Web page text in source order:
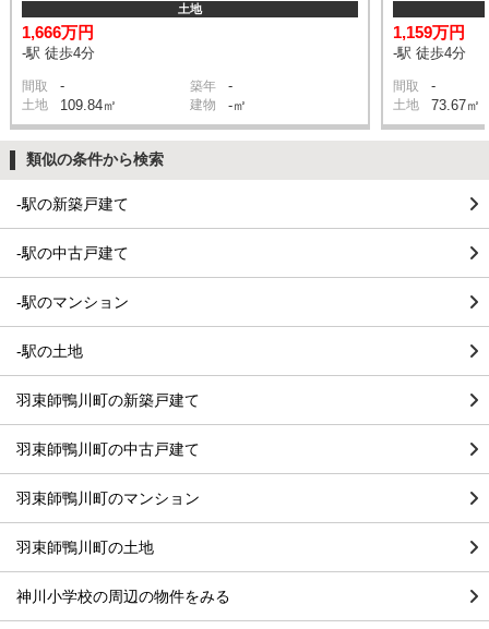
土地
1,666万円
-駅 徒歩4分
間取 - 築年 -
土地 109.84㎡ 建物 -㎡
1,159万円
-駅 徒歩4分
間取 -
土地 73.67㎡
類似の条件から検索
-駅の新築戸建て
-駅の中古戸建て
-駅のマンション
-駅の土地
羽束師鴨川町の新築戸建て
羽束師鴨川町の中古戸建て
羽束師鴨川町のマンション
羽束師鴨川町の土地
神川小学校の周辺の物件をみる